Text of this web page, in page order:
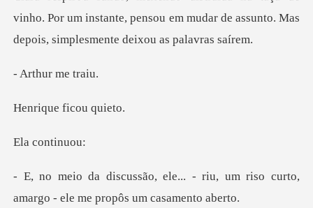
vinho. Por um instante, pensou em mudar de assunto.
ur me
e ficou
cont
- riu, um riso curto,
amargo - e